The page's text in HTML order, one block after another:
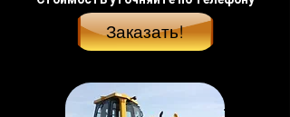
Заказать!